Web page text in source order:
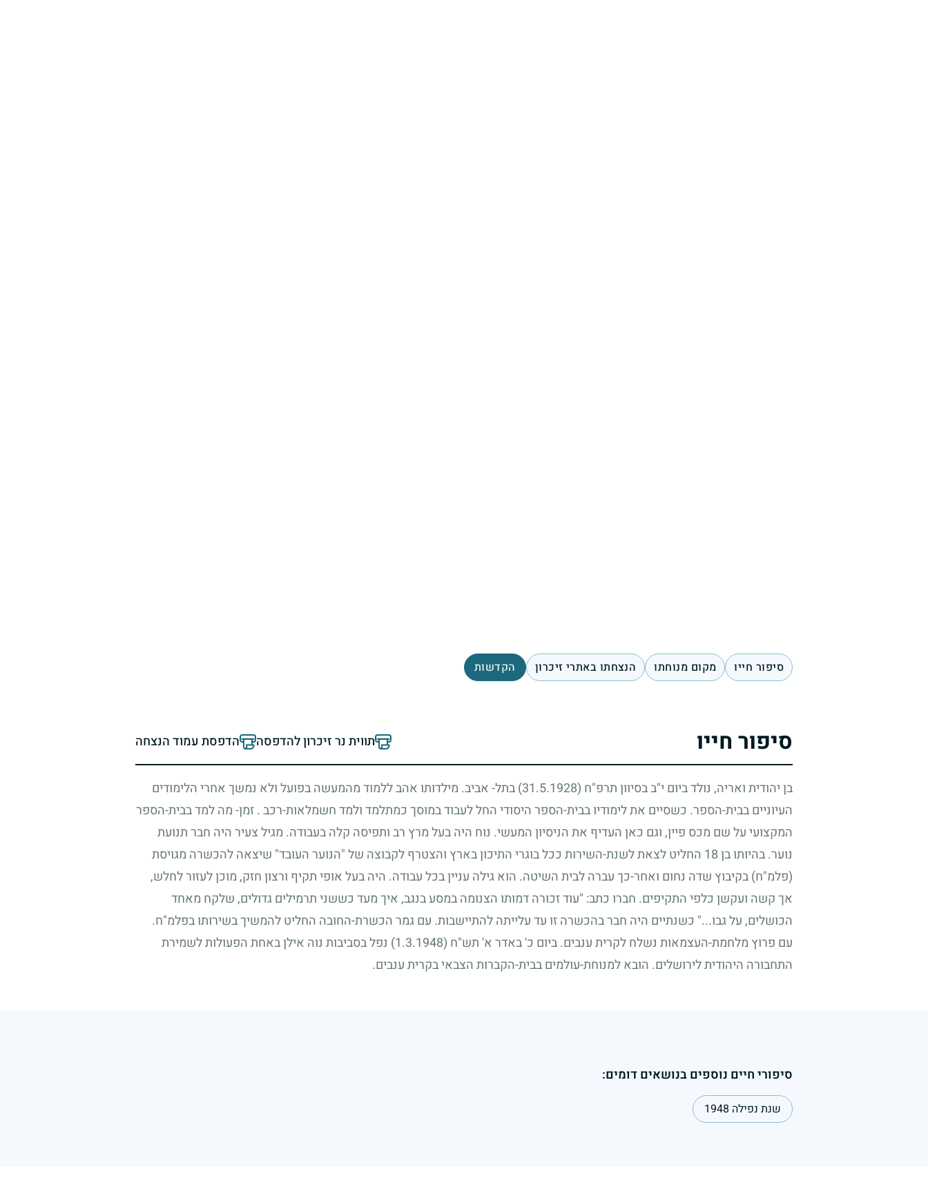
סיפור חייו מקום מנוחתו הנצחתו באתרי זיכרון הקדשות
סיפור חייו תווית נר זיכרון להדפסה הדפסת עמוד הנצחה
בן יהודית ואריה, נולד ביום י"ב בסיוון תרפ"ח (31.5.1928)
בתל- אביב. מילדותו אהב ללמוד מהמעשה בפועל ולא נמשך אחרי הלימודים
העיוניים בבית-הספר. כשסיים את לימודיו בבית-הספר היסודי החל לעבוד במוסך כמתלמד ולמד חשמלאות-רכב . זמן- מה למד בבית-הספר
המקצועי על שם מכס פיין, וגם כאן העדיף את הניסיון המעשי. נוח היה בעל מרץ רב ותפיסה קלה בעבודה. מגיל צעיר היה חבר תנועת
נוער. בהיותו בן18 החליט לצאת לשנת-השירות ככל בוגרי התיכון בארץ והצטרף לקבוצה של "הנוער העובד" שיצאה להכשרה מגויסת
(פלמ"ח) בקיבוץ שדה נחום ואחר-כך עברה לבית השיטה. הוא גילה עניין בכל עבודה. היה בעל אופי תקיף ורצון חזק, מוכן לעזור לחלש,
אך קשה ועקשן כלפי התקיפים. חברו כתב: "עוד זכורה דמותו הצנומה במסע בנגב, איך מעד כששני תרמילים גדולים, שלקח מאחד
הכושלים, על גבו..." כשנתיים היה חבר בהכשרה זו עד עלייתה להתיישבות. עם גמר הכשרת-החובה החליט להמשיך בשירותו בפלמ"ח.
עם פרוץ מלחמת-העצמאות נשלח לקרית ענבים. ביום כ' באדר א' תש"ח (1.3.1948)
נפל בסביבות נוה אילן באחת הפעולות לשמירת
התחבורה היהודית לירושלים. הובא למנוחת-עולמים בבית-הקברות הצבאי בקרית ענבים.
סיפורי חיים נוספים בנושאים דומים:
שנת נפילה 1948